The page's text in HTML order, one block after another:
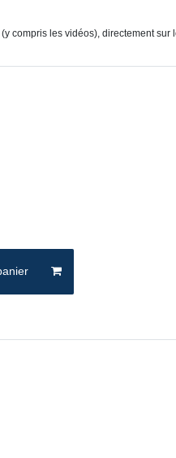
compris les vidéos), directement sur